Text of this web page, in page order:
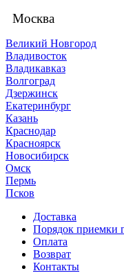
Москва
Великий Новгород
Владивосток
Владикавказ
Волгоград
Дзержинск
Екатеринбург
Казань
Краснодар
Красноярск
Новосибирск
Омск
Пермь
Псков
Доставка
Порядок приемки
Оплата
Возврат
Контакты